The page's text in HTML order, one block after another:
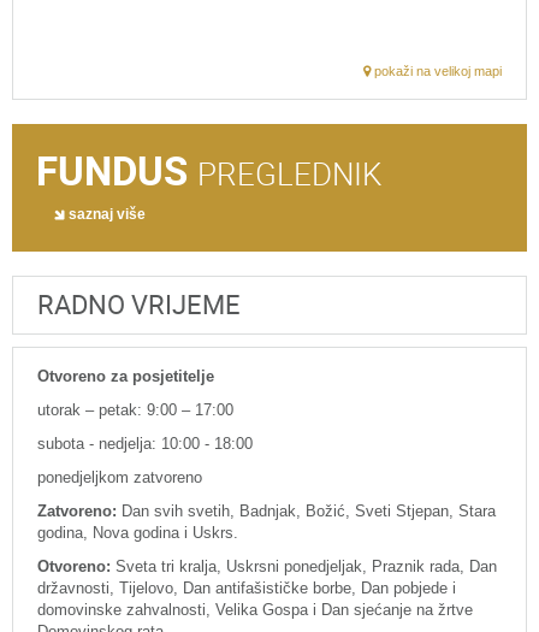
pokaži na velikoj mapi
FUNDUS PREGLEDNIK
saznaj više
RADNO VRIJEME
Otvoreno za posjetitelje
utorak – petak: 9:00 – 17:00
subota - nedjelja: 10:00 - 18:00
ponedjeljkom zatvoreno
Zatvoreno: Dan svih svetih, Badnjak, Božić, Sveti Stjepan, Stara
godina, Nova godina i Uskrs.
Otvoreno: Sveta tri kralja, Uskrsni ponedjeljak, Praznik rada, Dan
državnosti, Tijelovo, Dan antifašističke borbe, Dan pobjede i
domovinske zahvalnosti, Velika Gospa i Dan sjećanje na žrtve